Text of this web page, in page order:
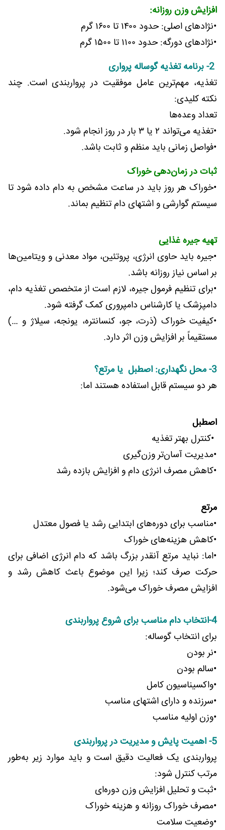
افزایش وزن روزانه:
•نژادهای اصلی: حدود ۱۴۰۰ تا ۱۶۰۰ گرم
•نژادهای دورگه: حدود ۱۱۰۰ تا ۱۵۰۰ گرم
تغذیه، مهم‌ترین عامل موفقیت در پرواربندی است. چند
نکته کلیدی:
تعداد وعده‌ها
•تغذیه می‌تواند ۲ یا ۳ بار در روز انجام شود.
•فواصل زمانی باید منظم و ثابت باشد.
ثبات در زمان‌دهی خوراک
•خوراک هر روز باید در ساعت مشخص به دام داده شود تا
سیستم گوارشی و اشتهای دام تنظیم بماند.
تهیه جیره غذایی
•جیره باید حاوی انرژی، پروتئین، مواد معدنی و ویتامین‌ها
بر اساس نیاز روزانه باشد.
•برای تنظیم فرمول جیره، لازم است از متخصص تغذیه دام،
دامپزشک یا کارشناس دامپروری کمک گرفته شود.
•کیفیت خوراک (ذرت، جو، کنسانتره، یونجه، سیلاژ و …)
مستقیماً بر افزایش وزن اثر دارد.
3- محل نگهداری: اصطبل یا مرتع؟
هر دو سیستم قابل استفاده هستند اما:
اصطبل
•کنترل بهتر تغذیه
•مدیریت آسان‌تر وزن‌گیری
•کاهش مصرف انرژی دام و افزایش بازده رشد
مرتع
•مناسب برای دوره‌های ابتدایی رشد یا فصول معتدل
•کاهش هزینه‌های خوراک
•اما: نباید مرتع آنقدر بزرگ باشد که دام انرژی اضافی برای
حرکت صرف کند؛ زیرا این موضوع باعث کاهش رشد و
افزایش مصرف خوراک می‌شود.
4-انتخاب دام مناسب برای شروع پرواربندی
برای انتخاب گوساله:
•نر بودن
•سالم بودن
•واکسیناسیون کامل
•سرزنده و دارای اشتهای مناسب
•وزن اولیه مناسب
5- اهمیت پایش و مدیریت در پرواربندی
پرواربندی یک فعالیت دقیق است و باید موارد زیر به‌طور
مرتب کنترل شود:
•ثبت و تحلیل افزایش وزن دوره‌ای
•مصرف خوراک روزانه و هزینه خوراک
•وضعیت سلامت